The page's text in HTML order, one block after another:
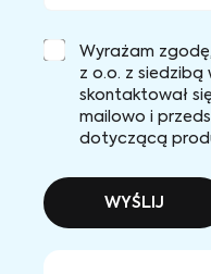
Wyrażam
z o.o. z
skontaktował
mailowo i
dotyczącą
WYŚLIJ